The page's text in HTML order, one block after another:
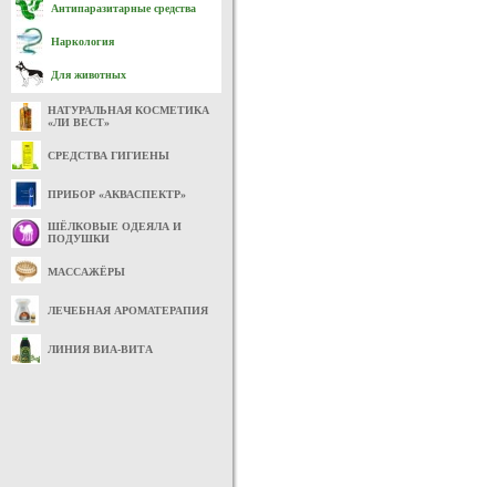
Антипаразитарные средства
Наркология
Для животных
НАТУРАЛЬНАЯ КОСМЕТИКА
«ЛИ ВЕСТ»
СРЕДСТВА ГИГИЕНЫ
ПРИБОР «АКВАСПЕКТР»
ШЁЛКОВЫЕ ОДЕЯЛА И
ПОДУШКИ
МАССАЖЁРЫ
ЛЕЧЕБНАЯ АРОМАТЕРАПИЯ
ЛИНИЯ ВИА-ВИТА